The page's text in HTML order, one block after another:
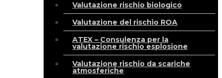
Valutazione rischio biologico
Valutazione del rischio ROA
ATEX – Consulenza per la
valutazione rischio esplosione
Valutazione rischio da scariche
atmosferiche